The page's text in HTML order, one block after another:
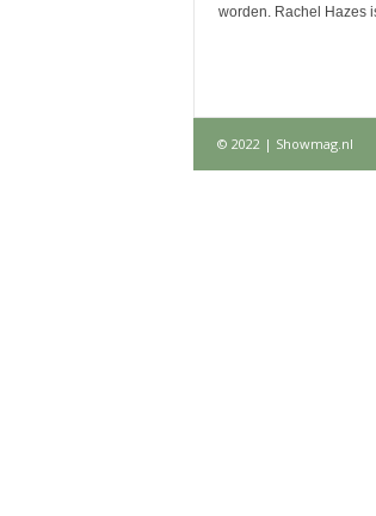
worden. Rachel Hazes
© 2022 | Showmag.nl